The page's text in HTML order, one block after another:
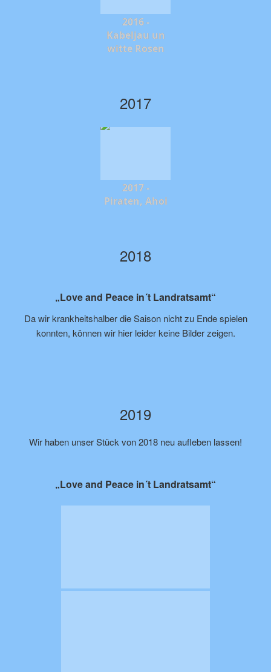
2016 -
Kabeljau un
witte Rosen
2017
2017 -
Piraten, Ahoi
2018
„Love and Peace in´t Landratsamt“
Da wir krankheitshalber die Saison nicht zu Ende spielen
konnten, können wir hier leider keine Bilder zeigen.
2019
Wir haben unser Stück von 2018 neu aufleben lassen!
„Love and Peace in´t Landratsamt“